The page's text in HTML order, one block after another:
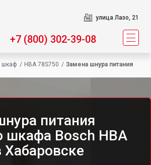
улица Лазо, 21
+7 (800) 302-39-08
шкаф / HBA 78S750 / Замена шнура питания
питания
шкафа Bosch HBA
Хабаровске